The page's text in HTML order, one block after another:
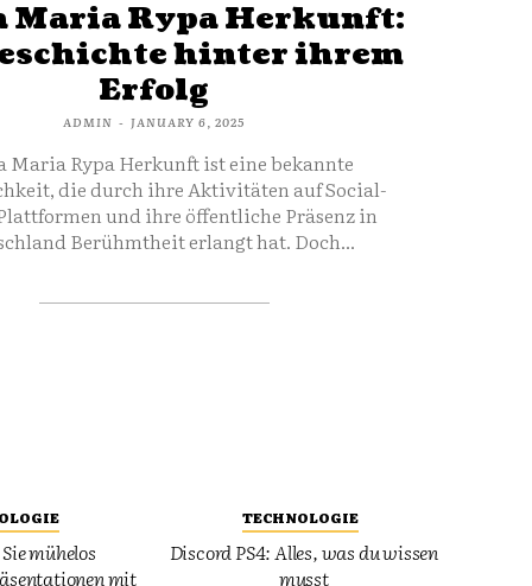
Maria Rypa Herkunft:
hinter ihrem
Erfolg
ADMIN - JANUARY 6, 2025
Maria Rypa Herkunft ist eine bekannte
die durch ihre Aktivitäten auf Social-
und ihre öffentliche Präsenz in
Berühmtheit erlangt hat. Doch...
mühelos
mit
TECHNOLOGIE
Discord PS4: Alles, was du wissen
musst